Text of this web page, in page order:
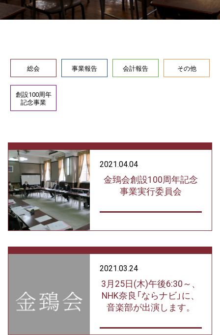
総会 事業報告 会計報告 その他
創設100周年
記念事業
2021.04.04
金鵄会創設100周年記念
事業実行委員会
2021.03.24
3月25日(木)午後6:30～、
NHK奈良「ならナビ」に、
音楽部が出演します。